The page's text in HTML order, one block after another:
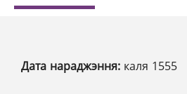
Дата нараджэння: каля 1555